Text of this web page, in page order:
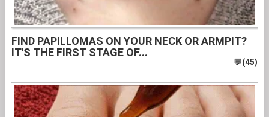
FIND PAPILLOMAS ON YOUR NECK OR ARMPIT?
IT'S THE FIRST STAGE OF...